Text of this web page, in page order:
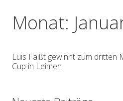
Monat:
Luis Faißt gewinnt zum dritten
Cup in Leimen